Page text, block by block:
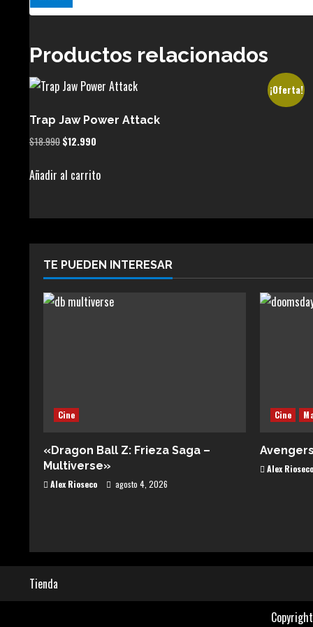
Productos relacionados
¡Oferta!
Trap Jaw Power Attack
$18.990 El
original
$12.990
actual
Añadir al carrito
TE PUEDEN INTERESAR
Cine
«Dragon Ball Z: Frieza Saga –
Multiverse»
Alex Rioseco agosto 4, 2026
Cine
Alex Rioseco
Tienda